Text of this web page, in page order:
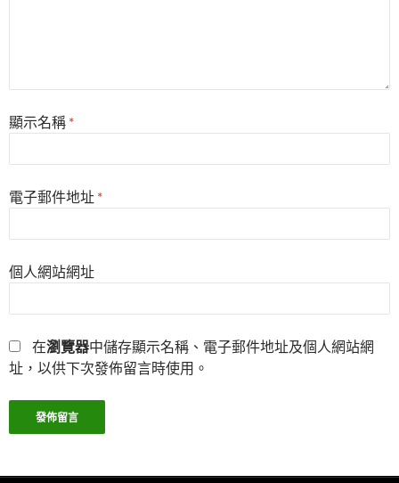
顯示名稱 *
電子郵件地址 *
個人網站網址
在瀏覽器中儲存顯示名稱、電子郵件地址及個人網站網
址，以供下次發佈留言時使用。